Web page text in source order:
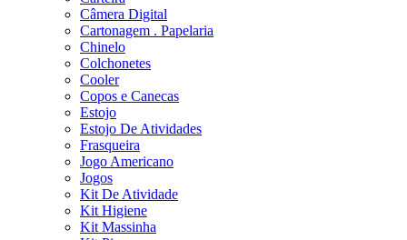
Câmera Digital
Cartonagem . Papelaria
Chinelo
Colchonetes
Cooler
Copos e Canecas
Estojo
Estojo De Atividades
Frasqueira
Jogo Americano
Jogos
Kit De Atividade
Kit Higiene
Kit Massinha